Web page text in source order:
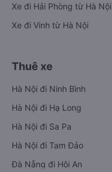
Xe đi Hải Phòng từ Hà Nội
Xe đi Vinh từ Hà Nội
Thuê xe
Hà Nội đi Ninh Bình
Hà Nội đi Hạ Long
Hà Nội đi Sa Pa
Hà Nội đi Tam Đảo
Đà Nẵng đi Hội An